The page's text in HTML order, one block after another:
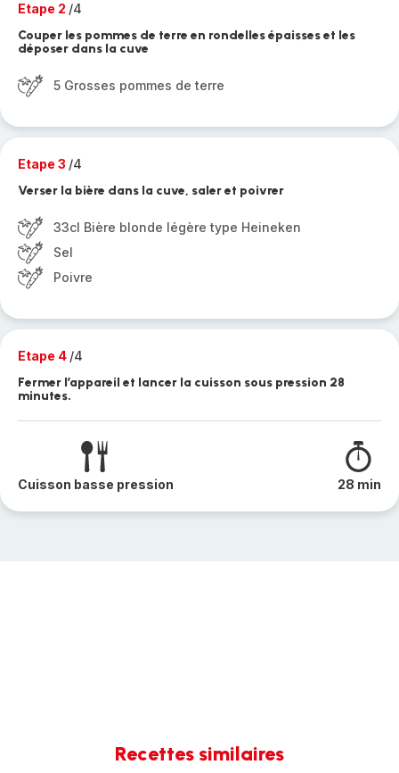
Etape 2 /4
Couper les pommes de terre en rondelles épaisses et les
déposer dans la cuve
5 Grosses pommes de terre
Etape 3 /4
Verser la bière dans la cuve, saler et poivrer
33cl Bière blonde légère type Heineken
Sel
Poivre
Etape 4 /4
Fermer l’appareil et lancer la cuisson sous pression 28
minutes.
Cuisson basse pression 28 min
Recettes similaires